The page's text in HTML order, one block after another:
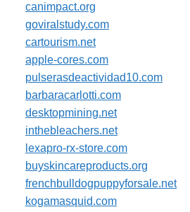
canimpact.org
goviralstudy.com
cartourism.net
apple-cores.com
pulserasdeactividad10.com
barbaracarlotti.com
desktopmining.net
inthebleachers.net
lexapro-rx-store.com
buyskincareproducts.org
frenchbulldogpuppyforsale.net
kogamasquid.com